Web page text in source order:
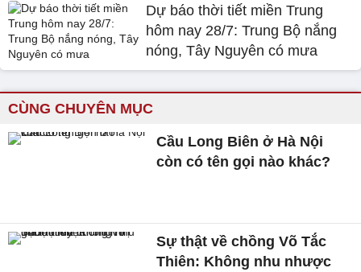
Dự báo thời tiết miền Trung
hôm nay 28/7: Trung Bộ nắng
nóng, Tây Nguyên có mưa
CÙNG CHUYÊN MỤC
Cầu Long Biên ở Hà Nội
còn có tên gọi nào khác?
Sự thật về chồng Võ Tắc
Thiên: Không nhu nhược